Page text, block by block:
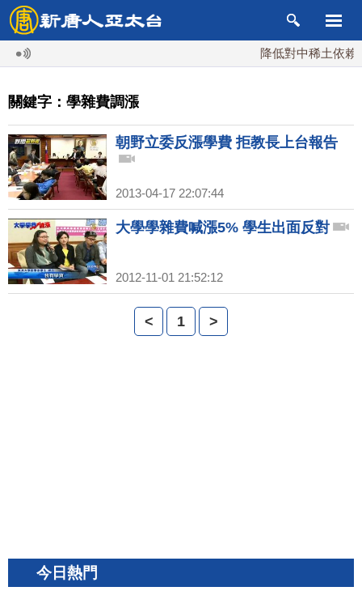
降低對中稀土依賴
關鍵字：學雜費調漲
朝野立委反漲學費 拒教長上台報告
2013-04-17 22:07:44
大學學雜費喊漲5% 學生出面反對
2012-11-01 21:52:12
< 1 >
今日熱門